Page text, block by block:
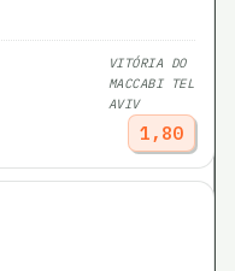
VITÓRIA DO
MACCABI TEL
AVIV
1,80